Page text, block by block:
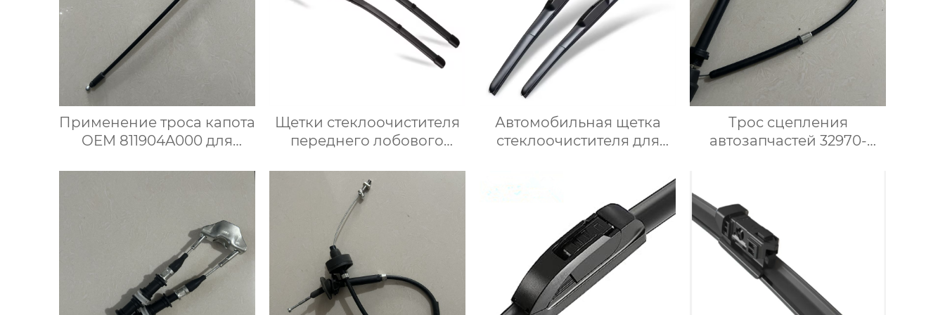
Применение троса капота
OEM 811904A000 для
Щетки стеклоочистителя
переднего лобового
качества
многофункциональный
обычный
стеклоочиститель
лобового стекла
Автомобильная щетка
стеклоочистителя для
многофункциональные
автомобильные щетки
стеклоочистителей
Трос сцепления
автозапчастей 32970-